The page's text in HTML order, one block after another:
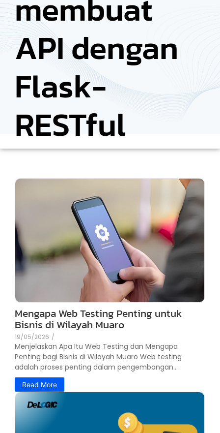
API dengan
Flask-
RESTful
Mengapa Web Testing Penting untuk
Bisnis di Wilayah Muaro
19/05/2026 /
Menjelaskan Apa Itu Web Testing dan Mengapa
Penting bagi Bisnis di Wilayah Muaro Web testing
adalah proses penting dalam pengembangan...
Read More